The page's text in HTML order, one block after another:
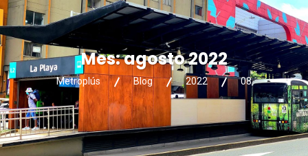
Mes:agosto 2022
Metroplús Blog 2022 08